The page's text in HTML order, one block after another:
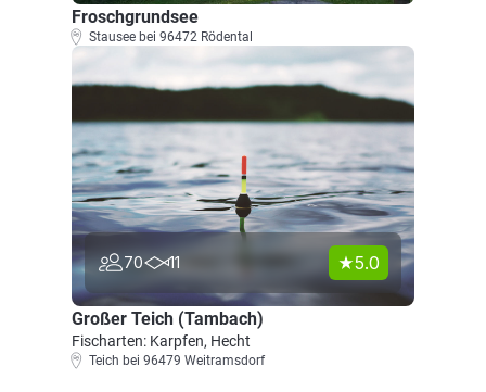
Froschgrundsee
Stausee bei 96472 Rödental
70 11 5.0
Großer Teich (Tambach)
Fischarten: Karpfen, Hecht
Teich bei 96479 Weitramsdorf